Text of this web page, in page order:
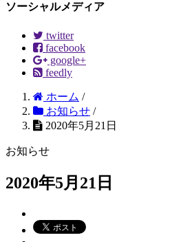
ソーシャルメディア
twitter
facebook
google+
feedly
ホーム /
お知らせ /
2020年5月21日
お知らせ
2020年5月21日